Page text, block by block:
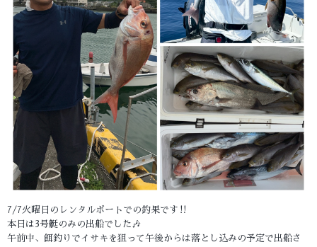
7/7火曜日のレンタルボートでの釣果です‼️
本日は3号艇のみの出船でした🎶
午前中、餌釣りでイサキを狙って午後からは落とし込みの予定で出船さ